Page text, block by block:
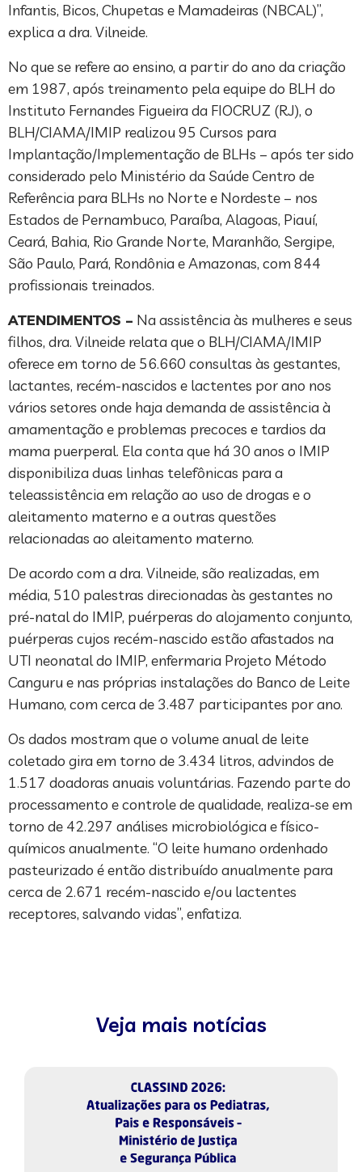
Infantis, Bicos, Chupetas e Mamadeiras (NBCAL)”,
explica a dra. Vilneide.
No que se refere ao ensino, a partir do ano da criação
em 1987, após treinamento pela equipe do BLH do
Instituto Fernandes Figueira da FIOCRUZ (RJ), o
BLH/CIAMA/IMIP realizou 95 Cursos para
Implantação/Implementação de BLHs – após ter sido
considerado pelo Ministério da Saúde Centro de
Referência para BLHs no Norte e Nordeste – nos
Estados de Pernambuco, Paraíba, Alagoas, Piauí,
Ceará, Bahia, Rio Grande Norte, Maranhão, Sergipe,
São Paulo, Pará, Rondônia e Amazonas, com 844
profissionais treinados.
ATENDIMENTOS – Na assistência às mulheres e seus
filhos, dra. Vilneide relata que o BLH/CIAMA/IMIP
oferece em torno de 56.660 consultas às gestantes,
lactantes, recém-nascidos e lactentes por ano nos
vários setores onde haja demanda de assistência à
amamentação e problemas precoces e tardios da
mama puerperal. Ela conta que há 30 anos o IMIP
disponibiliza duas linhas telefônicas para a
teleassistência em relação ao uso de drogas e o
aleitamento materno e a outras questões
relacionadas ao aleitamento materno.
De acordo com a dra. Vilneide, são realizadas, em
média, 510 palestras direcionadas às gestantes no
pré-natal do IMIP, puérperas do alojamento conjunto,
puérperas cujos recém-nascido estão afastados na
UTI neonatal do IMIP, enfermaria Projeto Método
Canguru e nas próprias instalações do Banco de Leite
Humano, com cerca de 3.487 participantes por ano.
Os dados mostram que o volume anual de leite
coletado gira em torno de 3.434 litros, advindos de
1.517 doadoras anuais voluntárias. Fazendo parte do
processamento e controle de qualidade, realiza-se em
torno de 42.297 análises microbiológica e físico-
químicos anualmente. “O leite humano ordenhado
pasteurizado é então distribuído anualmente para
cerca de 2.671 recém-nascido e/ou lactentes
receptores, salvando vidas”, enfatiza.
Veja mais notícias